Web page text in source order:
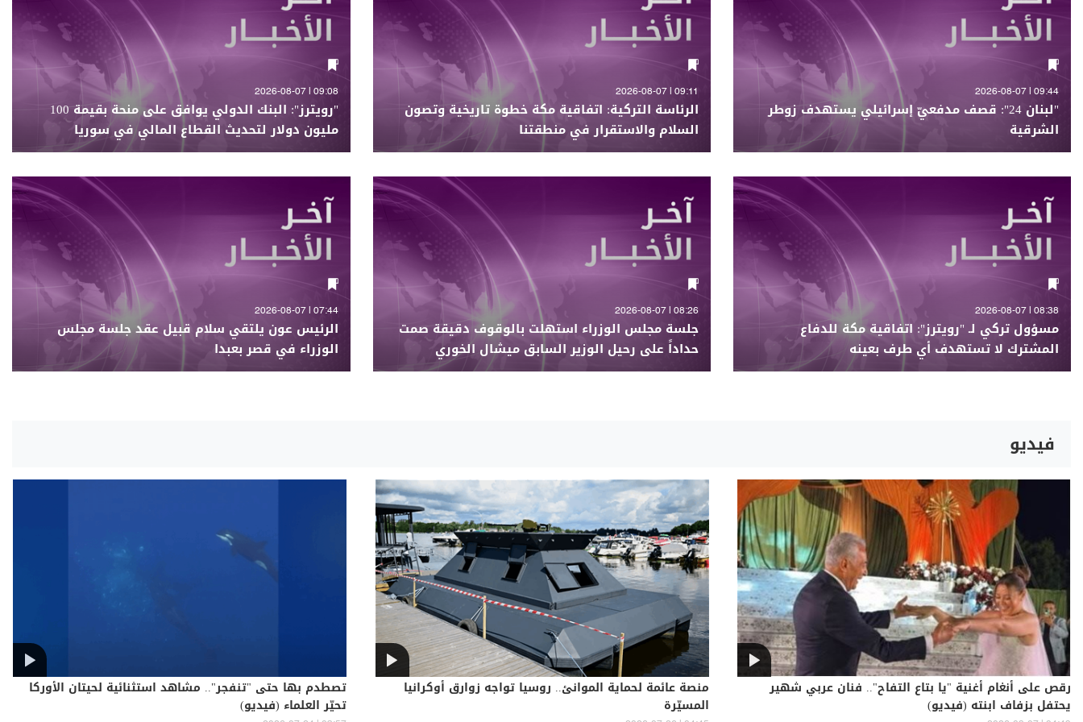
09:44 | 2026-08-07
"لبنان 24": قصف مدفعيّ إسرائيلي يستهدف زوطر
الشرقية
09:11 | 2026-08-07
الرئاسة التركية: اتفاقية مكة خطوة تاريخية وتصون
السلام والاستقرار في منطقتنا
09:08 | 2026-08-07
"رويترز": البنك الدولي يوافق على منحة بقيمة 100
مليون دولار لتحديث القطاع المالي في سوريا
08:38 | 2026-08-07
مسؤول تركي لـ "رويترز": اتفاقية مكة للدفاع
المشترك لا تستهدف أي طرف بعينه
08:26 | 2026-08-07
جلسة مجلس الوزراء استهلت بالوقوف دقيقة صمت
حداداً على رحيل الوزير السابق ميشال الخوري
07:44 | 2026-08-07
الرئيس عون يلتقي سلام قبيل عقد جلسة مجلس
الوزراء في قصر بعبدا
فيديو
رقص على أنغام أغنية "يا بتاع التفاح".. فنان عربي شهير
يحتفل بزفاف ابنته (فيديو)
منصة عائمة لحماية الموانئ.. روسيا تواجه زوارق أوكرانيا
المسيّرة
تصطدم بها حتى "تنفجر".. مشاهد استثنائية لحيتان الأوركا
تحيّر العلماء (فيديو)